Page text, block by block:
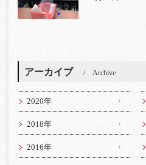
アーカイブ Archive
2020年
2018年
2016年